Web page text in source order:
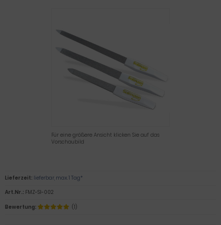
Für eine größere Ansicht klicken Sie auf das
Vorschaubild
Lieferzeit: lieferbar, max. 1 Tag*
Art.Nr.: FMZ-SI-002
Bewertung:
(1)